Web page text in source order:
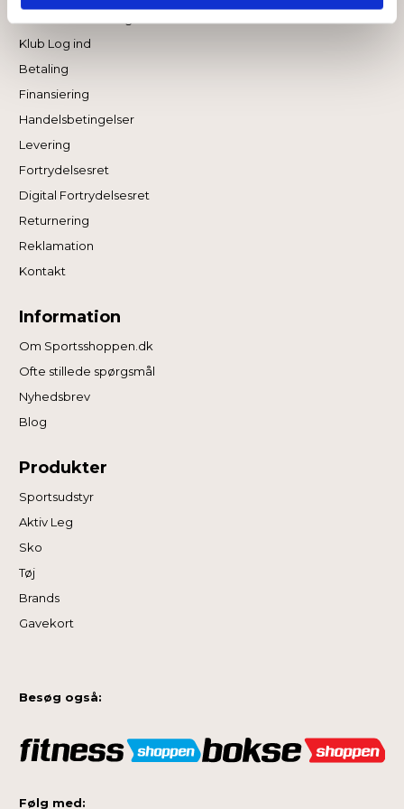
Klub Log ind
Betaling
Finansiering
Handelsbetingelser
Levering
Fortrydelsesret
Digital Fortrydelsesret
Returnering
Reklamation
Kontakt
Information
Om Sportsshoppen.dk
Ofte stillede spørgsmål
Nyhedsbrev
Blog
Produkter
Sportsudstyr
Aktiv Leg
Sko
Tøj
Brands
Gavekort
Besøg også:
Følg med: